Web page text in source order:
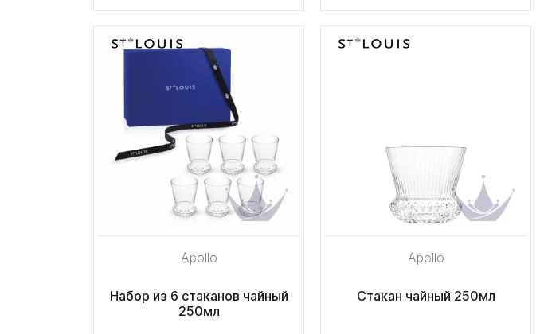
Apollo
Набор из 6 стаканов чайный
250мл
Apollo
Стакан чайный 250мл